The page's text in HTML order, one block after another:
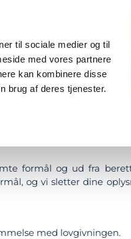
til sociale medier og til
med vores partnere
kan kombinere disse
brug af deres tjenester.
formål og ud fra
og vi sletter dine
med lovgivningen.